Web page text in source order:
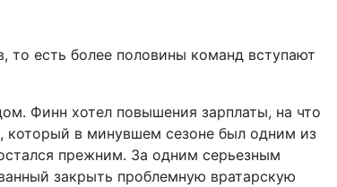
есть более половины команд вступают
Финн хотел повышения зарплаты, на что
который в минувшем сезоне был одним из
прежним. За одним серьезным
закрыть проблемную вратарскую